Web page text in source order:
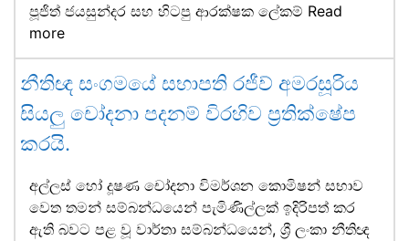
පූජිත් ජයසුන්දර සහ හිටපු ආරක්ෂක ලේකම් Read
more
නීතිඥ සංගමයේ සභාපති රජීව් අමරසූරිය
සියලු චෝදනා පදනම් විරහිව ප්‍රතික්ෂේප
කරයි.
අල්ලස් හෝ දූෂණ චෝදනා විමර්ශන කොමිෂන් සභාව
වෙත තමන් සම්බන්ධයෙන් පැමිණිල්ලක් ඉදිරිපත් කර
ඇති බවට පළ වූ වාර්තා සම්බන්ධයෙන්, ශ්‍රී ලංකා නීතිඥ